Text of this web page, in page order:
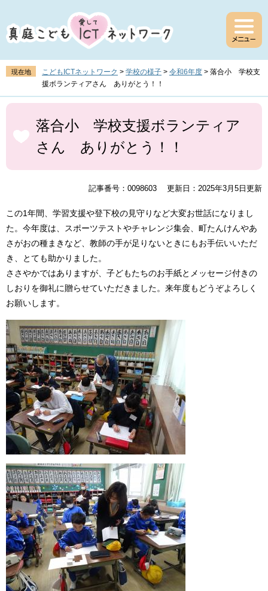
ジ
の
頭
す
。
ュ
ー
飛
し
て
現在地 こどもICTネットワーク > 学校の様子 > 令和6年度 > 落合小 学校支
援ボランティアさん ありがとう！！
本
落合小 学校支援ボランティア
さん ありがとう！！
記事番号：0098603 更新日：2025年3月5日更新
この1年間、学習支援や登下校の見守りなど大変お世話になりまし
た。今年度は、スポーツテストやチャレンジ集会、町たんけんやあ
さがおの種まきなど、教師の手が足りないときにもお手伝いいただ
き、とても助かりました。
ささやかではありますが、子どもたちのお手紙とメッセージ付きの
しおりを御礼に贈らせていただきました。来年度もどうぞよろしく
お願いします。